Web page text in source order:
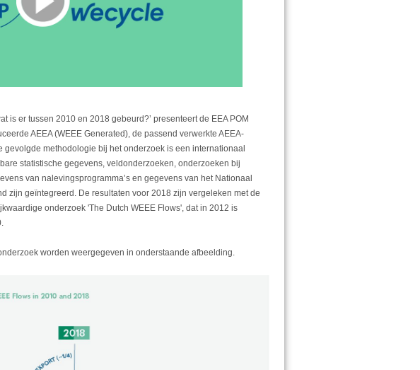
is er tussen 2010 en 2018 gebeurd?’ presenteert de EEA POM
AEEA (WEEE Generated), de passend verwerkte AEEA-
gevolgde methodologie bij het onderzoek is een internationaal
statistische gegevens, veldonderzoeken, onderzoeken bij
van nalevingsprogramma’s en gegevens van het Nationaal
zijn geïntegreerd. De resultaten voor 2018 zijn vergeleken met de
onderzoek 'The Dutch WEEE Flows', dat in 2012 is
worden weergegeven in onderstaande afbeelding.